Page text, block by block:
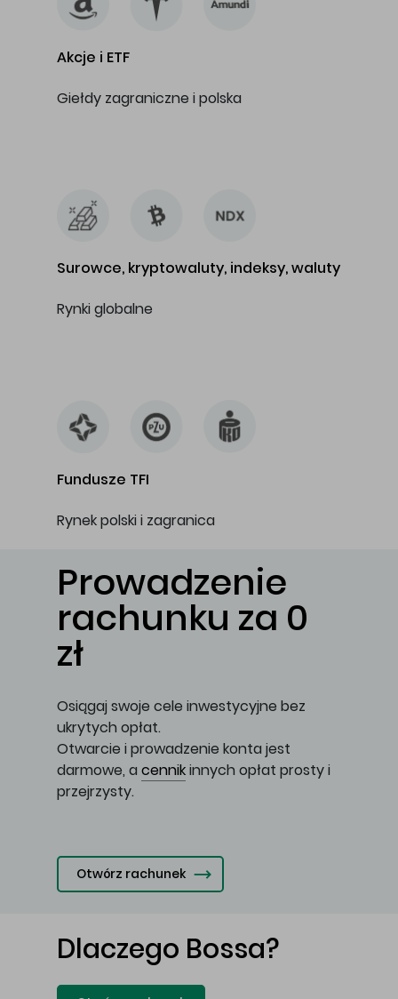
Akcje i ETF
Giełdy zagraniczne i polska
Surowce, kryptowaluty, indeksy, waluty
Rynki globalne
Fundusze TFI
Rynek polski i zagranica
Prowadzenie
rachunku za 0
zł
Osiągaj swoje cele inwestycyjne bez
ukrytych opłat.
Otwarcie i prowadzenie konta jest
darmowe, a cennikinnych opłat prosty i
przejrzysty.
Otwórz rachunek
Dlaczego Bossa?